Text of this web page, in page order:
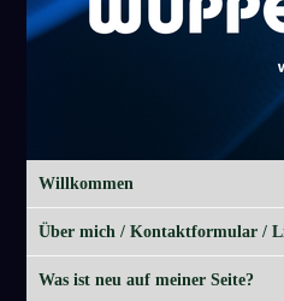
Willkommen
Über mich / Kontaktformular /
Was ist neu auf meiner Seite?